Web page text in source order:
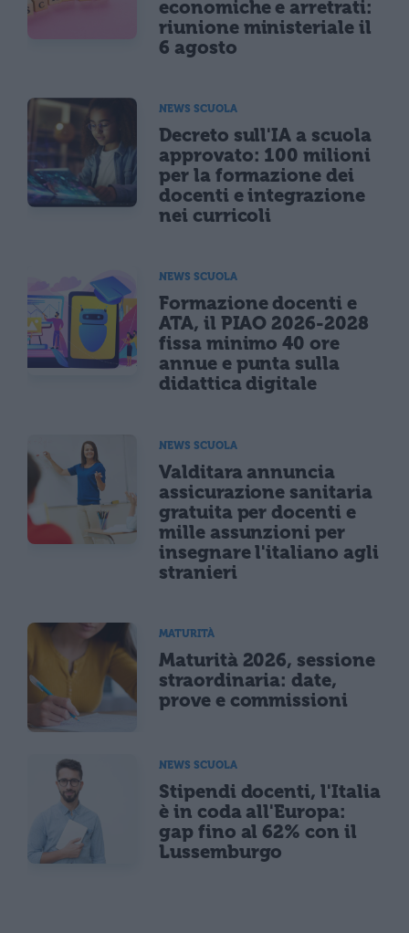
economiche e arretrati:
riunione ministeriale il
6 agosto
NEWS SCUOLA
Decreto sull'IA a scuola
approvato: 100 milioni
per la formazione dei
docenti e integrazione
nei curricoli
NEWS SCUOLA
Formazione docenti e
ATA, il PIAO 2026-2028
fissa minimo 40 ore
annue e punta sulla
didattica digitale
NEWS SCUOLA
Valditara annuncia
assicurazione sanitaria
gratuita per docenti e
mille assunzioni per
insegnare l'italiano agli
stranieri
MATURITÀ
Maturità 2026, sessione
straordinaria: date,
prove e commissioni
NEWS SCUOLA
Stipendi docenti, l'Italia
è in coda all'Europa:
gap fino al 62% con il
Lussemburgo